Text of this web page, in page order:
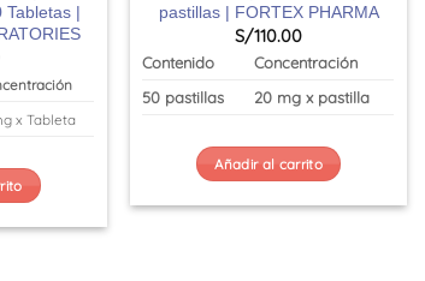
Tabletas |
x Tableta
pastillas | FORTEX PHARMA
S/110.00
Contenido
Concentración
50 pastillas
20 mg x pastilla
Añadir al carrito